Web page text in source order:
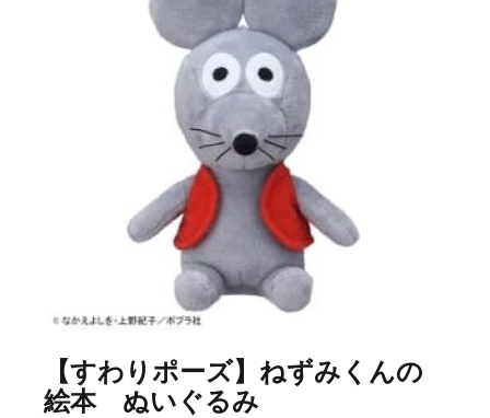
【すわりポーズ】ねずみくんの
絵本 ぬいぐるみ